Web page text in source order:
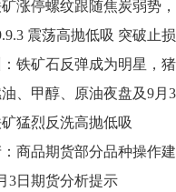
猛烈反洗高抛低吸
3日期货分析提示